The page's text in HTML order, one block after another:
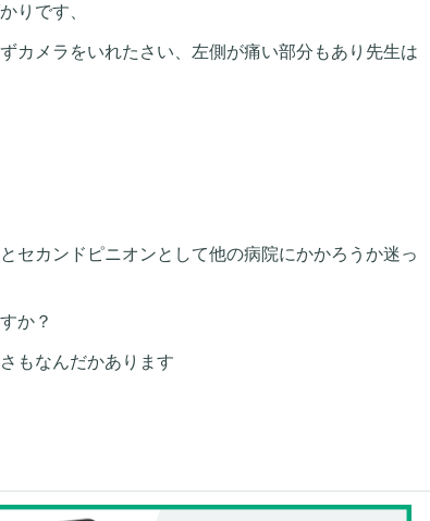
りです、
カメラをいれたさい、左側が痛い部分もあり先生は
セカンドピニオンとして他の病院にかかろうか迷っ
か？
もなんだかあります